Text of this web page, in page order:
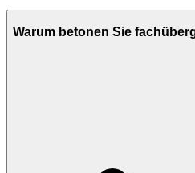
Warum betonen Sie